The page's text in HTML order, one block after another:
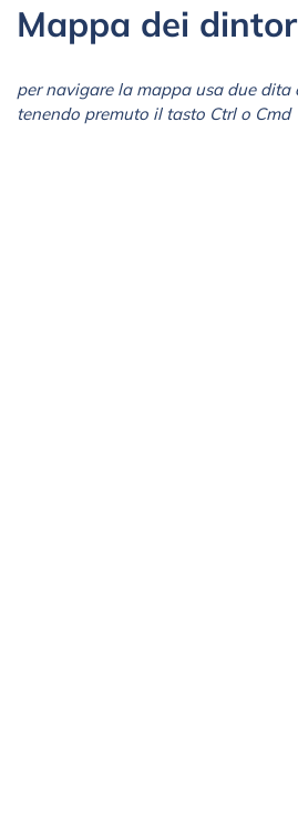
Mappa dei
per navigare la mappa usa due dita
tenendo premuto il tasto Ctrl o Cmd